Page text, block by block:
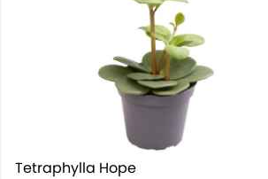
Tetraphylla Hope